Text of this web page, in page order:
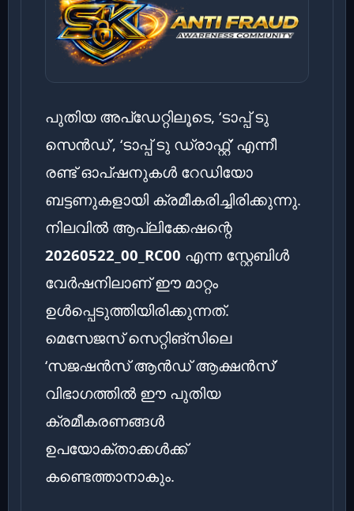
പുതിയ അപ്‌ഡേറ്റിലൂടെ, ‘ടാപ്പ് ടു
സെൻഡ്’, ‘ടാപ്പ് ടു ഡ്രാഫ്റ്റ്’ എന്നീ
രണ്ട് ഓപ്ഷനുകൾ റേഡിയോ
ബട്ടണുകളായി ക്രമീകരിച്ചിരിക്കുന്നു.
നിലവിൽ ആപ്ലിക്കേഷന്റെ
20260522_00_RC00 എന്ന സ്റ്റേബിൾ
വേർഷനിലാണ് ഈ മാറ്റം
ഉൾപ്പെടുത്തിയിരിക്കുന്നത്.
മെസേജസ് സെറ്റിങ്‌സിലെ
‘സജഷൻസ് ആൻഡ് ആക്ഷൻസ്’
വിഭാഗത്തിൽ ഈ പുതിയ
ക്രമീകരണങ്ങൾ
ഉപയോക്താക്കൾക്ക്
കണ്ടെത്താനാകും.